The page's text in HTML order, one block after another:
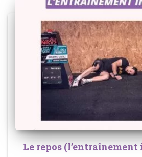
Le repos